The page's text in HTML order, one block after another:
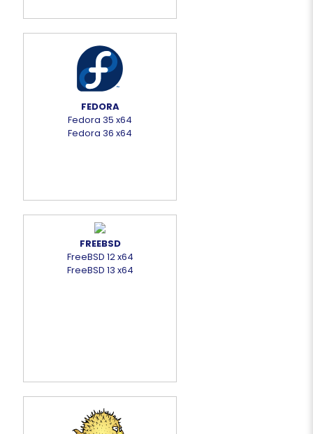
FEDORA
Fedora 35 x64
Fedora 36 x64
FREEBSD
FreeBSD 12 x64
FreeBSD 13 x64